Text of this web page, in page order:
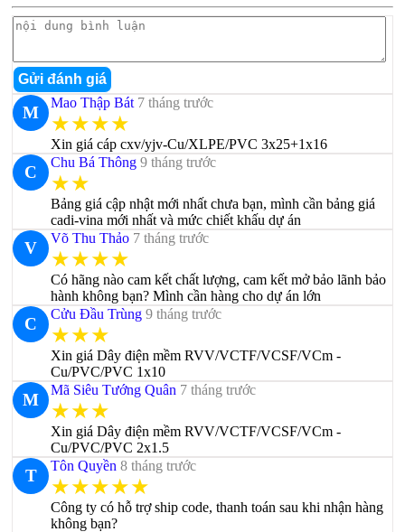
Gửi đánh giá
M
Mao Thập Bát 7 tháng trước
★★★★
Xin giá cáp cxv/yjv-Cu/XLPE/PVC 3x25+1x16
C
Chu Bá Thông 9 tháng trước
★★
Bảng giá cập nhật mới nhất chưa bạn, mình cần bảng giá
cadi-vina mới nhất và mức chiết khấu dự án
V
Võ Thu Thảo 7 tháng trước
★★★★
Có hãng nào cam kết chất lượng, cam kết mở bảo lãnh bảo
hành không bạn? Mình cần hàng cho dự án lớn
C
Cửu Đầu Trùng 9 tháng trước
★★★
Xin giá Dây điện mềm RVV/VCTF/VCSF/VCm -
Cu/PVC/PVC 1x10
M
Mã Siêu Tướng Quân 7 tháng trước
★★★
Xin giá Dây điện mềm RVV/VCTF/VCSF/VCm -
Cu/PVC/PVC 2x1.5
T
Tôn Quyền 8 tháng trước
★★★★★
Công ty có hỗ trợ ship code, thanh toán sau khi nhận hàng
không bạn?